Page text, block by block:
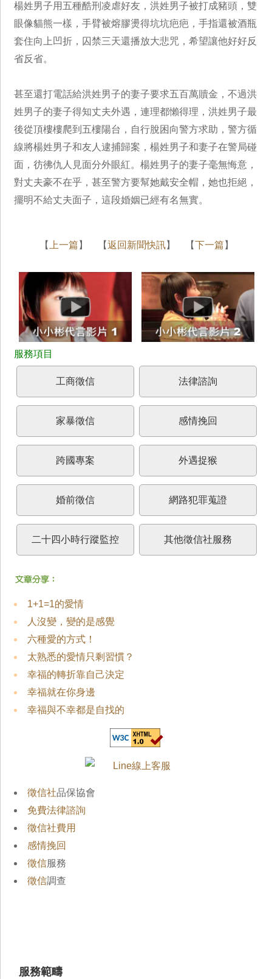
楊姓男子用五種酷刑凌虐好友，洪姓男子被打成豬頭，雙
眼像貓熊一樣，手臂被熔膠燙得坑坑疤疤，手指還被酒瓶
套住向上凹折，囚禁三天還播放大悲咒，希望讓他好好反
省反省。
甚至還打電話給洪姓男子的妻子要求五百萬贖金，不過洪
姓男子的妻子得知丈夫外遇，連理都懶得理，洪姓男子最
後從頂樓樓爬到五樓陽台，自行脫困向警方求助，警方循
線將楊姓男子和友人逮捕歸案，楊姓男子和妻子在警局碰
面，彷彿仇人見面分外眼紅。楊姓男子的妻子毫無悔意，
對丈夫豪不在乎，甚至警方要幫她戴安全帽，她也拒絕，
擺明不給丈夫面子，這段婚姻已經有名無實。
【 上一篇 】 【返回新聞快訊】 【下一篇 】
工商徵信 法律諮詢
家暴徵信 感情挽回
跨國專案 外遇捉猴
婚前徵信 網路犯罪蒐證
二十四小時行蹤監控 其他徵信社服務
1+1=1的愛情
人沒變，變的是感覺
六種愛的方式！
太熟悉的愛情只剩習慣？
幸福的轉折靠自己決定
幸福就在你身邊
幸福與不幸都是自找的
徵信社品保協會
免費法律諮詢
徵信社費用
感情挽回
徵信服務
徵信調查
服務範疇